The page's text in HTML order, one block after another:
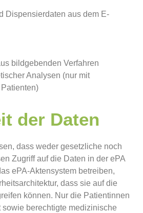
Dispensierdaten aus dem E-
bildgebenden Verfahren
Analysen (nur mit
der Daten
dass weder gesetzliche noch
Zugriff auf die Daten in der ePA
ePA-Aktensystem betreiben,
dass sie auf die
können. Nur die Patientinnen
berechtigte medizinische